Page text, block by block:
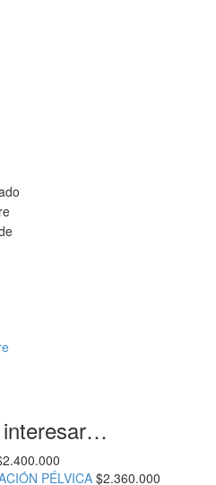
interesar…
2.400.000
PÉLVICA $2.360.000